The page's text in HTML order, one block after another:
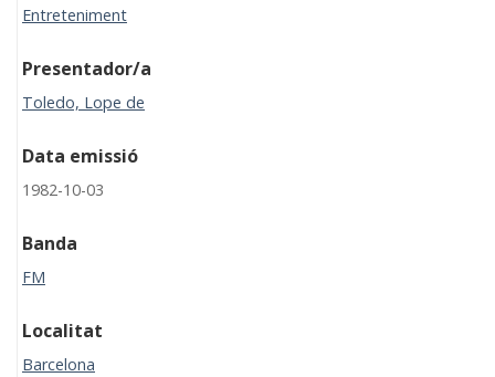
Entreteniment
Presentador/a
Toledo, Lope de
Data emissió
1982-10-03
Banda
FM
Localitat
Barcelona